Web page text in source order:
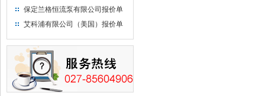
价单
保定兰格恒流泵有限公司报价单
艾科浦有限公司（美国）报价单